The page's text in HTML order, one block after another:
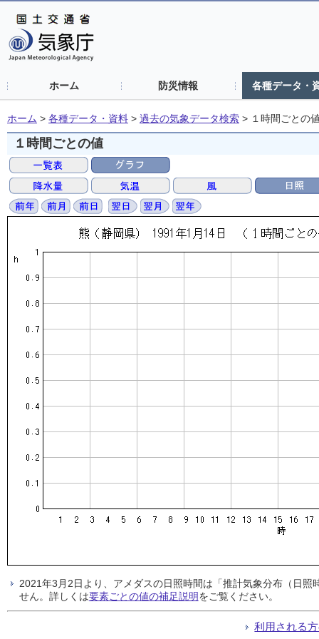
ホーム 防災情報 各種データ・
ホーム > 各種データ・資料 > 過去の気象データ検索 > １時間ごとの
１時間ごとの値
2021年3月2日より、アメダスの日照時間は「推計気象分布（日
せん。詳しくは要素ごとの値の補足説明をご覧ください。
利用される